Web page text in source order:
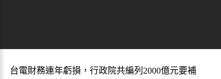
台電財務連年虧損，行政院共編列2000億元要補